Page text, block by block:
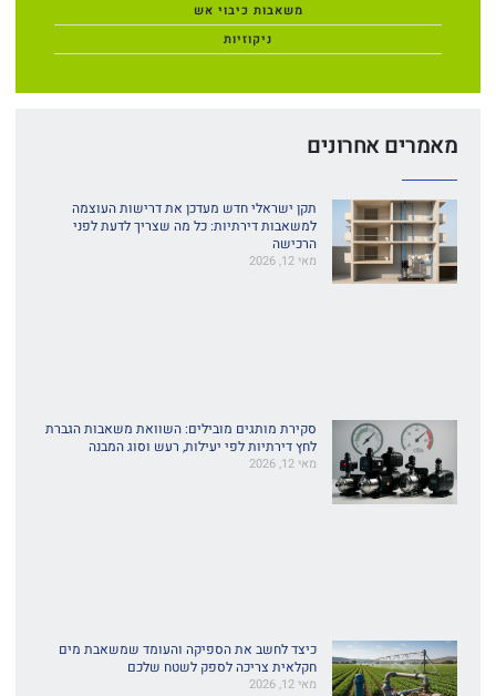
משאבות כיבוי אש
ניקוזיות
מאמרים אחרונים
תקן ישראלי חדש מעדכן את דרישות העוצמה
למשאבות דירתיות: כל מה שצריך לדעת לפני
הרכישה
מאי 12, 2026
סקירת מותגים מובילים: השוואת משאבות הגברת
לחץ דירתיות לפי יעילות, רעש וסוג המבנה
מאי 12, 2026
כיצד לחשב את הספיקה והעומד שמשאבת מים
חקלאית צריכה לספק לשטח שלכם
מאי 12, 2026